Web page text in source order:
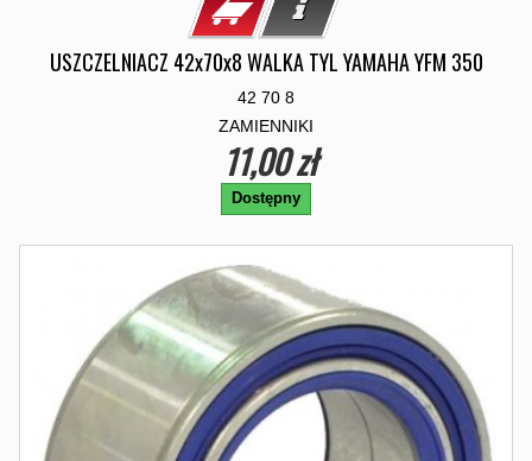
USZCZELNIACZ 42x70x8 WALKA TYL YAMAHA YFM 350
42 70 8
ZAMIENNIKI
11,00 zł
Dostępny